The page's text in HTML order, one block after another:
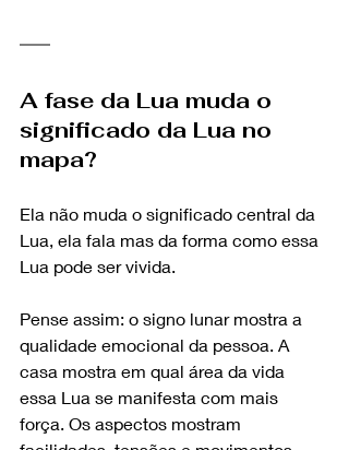
A fase da Lua muda o
significado da Lua no
mapa?
Ela não muda o significado central da
Lua, ela fala mas da forma como essa
Lua pode ser vivida.
Pense assim: o signo lunar mostra a
qualidade emocional da pessoa. A
casa mostra em qual área da vida
essa Lua se manifesta com mais
força. Os aspectos mostram